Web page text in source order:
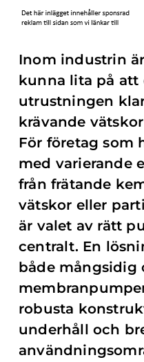
Inom industrin
kunna lita på att
utrustningen
krävande
För företag som
med varierande
från frätande
vätskor eller
är valet av rätt
centralt. En
både mångsidig
robusta
underhåll och